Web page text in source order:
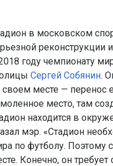
в московском
реконструкции
году чемпионату
Сергей Собянин.
своем месте — перенос
место, там
находится в
мэр. «Стадион
по футболу. Поэтому
Конечно, он